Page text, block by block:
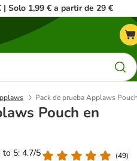
| Solo 1,99 € a partir de 29 €
Pack de prueba Applaws
Pouch en
to 5: 4.7/5
(49)